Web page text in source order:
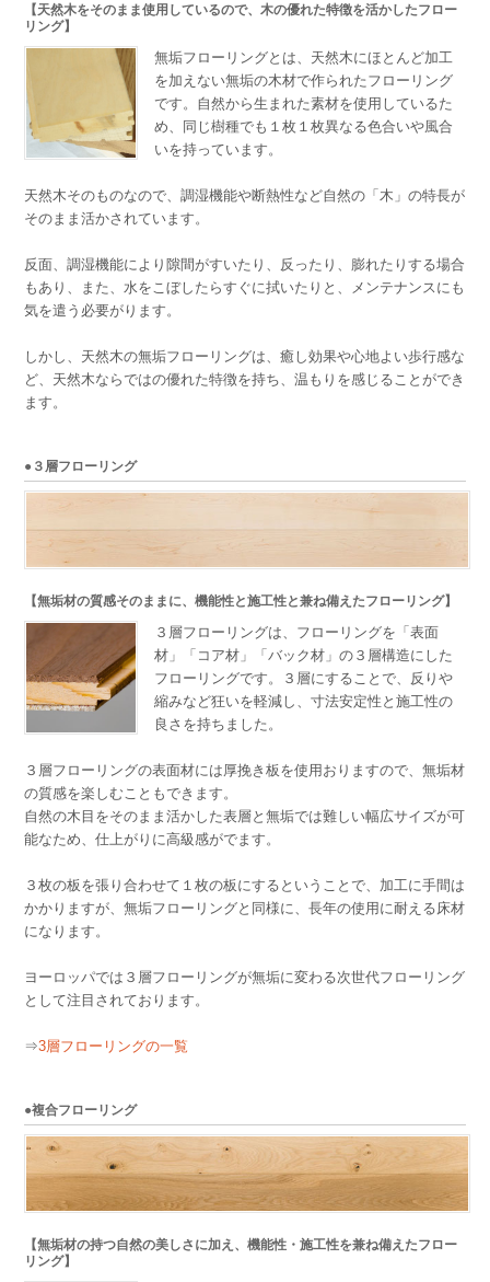
【天然木をそのまま使用しているので、木の優れた特徴を活かしたフロー
リング】
無垢フローリングとは、天然木にほとんど加工
を加えない無垢の木材で作られたフローリング
です。自然から生まれた素材を使用しているた
め、同じ樹種でも１枚１枚異なる色合いや風合
いを持っています。
天然木そのものなので、調湿機能や断熱性など自然の「木」の特長が
そのまま活かされています。
反面、調湿機能により隙間がすいたり、反ったり、膨れたりする場合
もあり、また、水をこぼしたらすぐに拭いたりと、メンテナンスにも
気を遣う必要がります。
しかし、天然木の無垢フローリングは、癒し効果や心地よい歩行感な
ど、天然木ならではの優れた特徴を持ち、温もりを感じることができ
ます。
●３層フローリング
【無垢材の質感そのままに、機能性と施工性と兼ね備えたフローリング】
３層フローリングは、フローリングを「表面
材」「コア材」「バック材」の３層構造にした
フローリングです。３層にすることで、反りや
縮みなど狂いを軽減し、寸法安定性と施工性の
良さを持ちました。
３層フローリングの表面材には厚挽き板を使用おりますので、無垢材
の質感を楽しむこともできます。
自然の木目をそのまま活かした表層と無垢では難しい幅広サイズが可
能なため、仕上がりに高級感がでます。
３枚の板を張り合わせて１枚の板にするということで、加工に手間は
かかりますが、無垢フローリングと同様に、長年の使用に耐える床材
になります。
ヨーロッパでは３層フローリングが無垢に変わる次世代フローリング
として注目されております。
⇒3層フローリングの一覧
●複合フローリング
【無垢材の持つ自然の美しさに加え、機能性・施工性を兼ね備えたフロー
リング】